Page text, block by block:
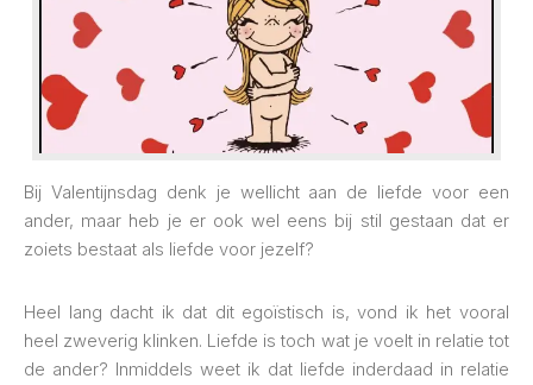
Bij Valentijnsdag denk je wellicht aan de liefde voor een
ander, maar heb je er ook wel eens bij stil gestaan dat er
zoiets bestaat als liefde voor jezelf?
Heel lang dacht ik dat dit egoïstisch is, vond ik het vooral
heel zweverig klinken. Liefde is toch wat je voelt in relatie tot
de ander? Inmiddels weet ik dat liefde inderdaad in relatie